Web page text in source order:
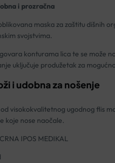
i prozračna
maska za zaštitu dišnih
svojstvima.
konturama lica te se može
uključuje produžetak za
i udobna za nošenje
visokokvalitetnog ugodnog flis
koje nose naočale.
IPOS MEDIKAL